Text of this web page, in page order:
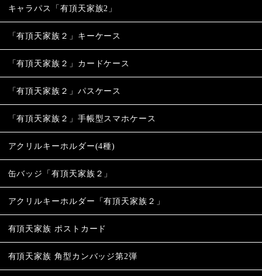
キャラパス「有頂天家族2」
「有頂天家族２」キーケース
「有頂天家族２」カードケース
「有頂天家族２」パスケース
「有頂天家族２」手帳型スマホケース
アクリルキーホルダー(4種)
缶バッジ「有頂天家族２」
アクリルキーホルダー「有頂天家族２」
有頂天家族 ポストカード
有頂天家族 角型カンバッジ第2弾